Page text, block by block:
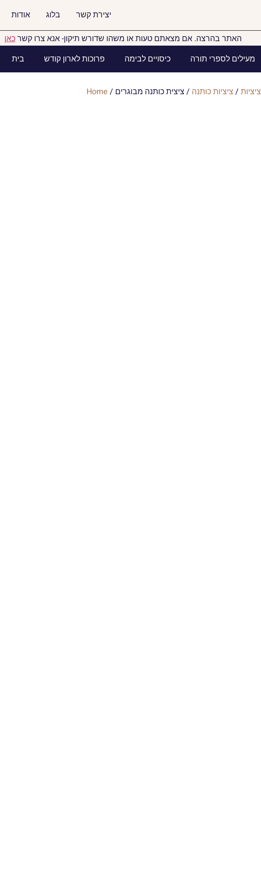
אודות בלוג יצירת קשר
האתר בהרצה. אם מצאתם טעות או משהו שדורש תיקון- אנא צרו קשרכאן
בית
פרוכות לארון קודש כיסויים לבימה מעילים לספרי תורה
Home / ציציות / ציציות כותנה / ציצית כותנה מבוגרים